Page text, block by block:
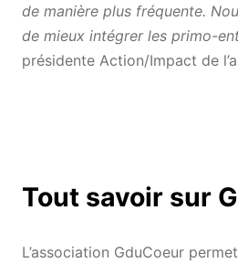
de manière plus fréquente.
de mieux intégrer les primo-
présidente Action/Impact de
Tout savoir sur
L’association GduCoeur